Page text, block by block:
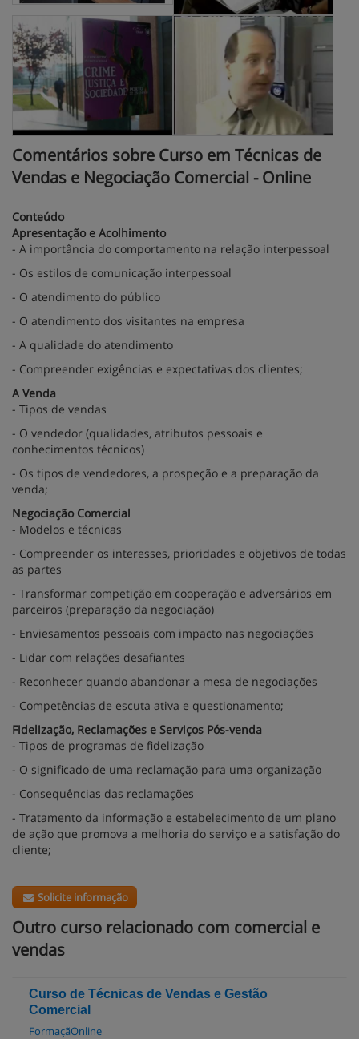
Comentários sobre Curso em Técnicas de
Vendas e Negociação Comercial - Online
Conteúdo
Apresentação e Acolhimento
- A importância do comportamento na relação interpessoal
- Os estilos de comunicação interpessoal
- O atendimento do público
- O atendimento dos visitantes na empresa
- A qualidade do atendimento
- Compreender exigências e expectativas dos clientes;
A Venda
- Tipos de vendas
- O vendedor (qualidades, atributos pessoais e
conhecimentos técnicos)
- Os tipos de vendedores, a prospeção e a preparação da
venda;
Negociação Comercial
- Modelos e técnicas
- Compreender os interesses, prioridades e objetivos de todas
as partes
- Transformar competição em cooperação e adversários em
parceiros (preparação da negociação)
- Enviesamentos pessoais com impacto nas negociações
- Lidar com relações desafiantes
- Reconhecer quando abandonar a mesa de negociações
- Competências de escuta ativa e questionamento;
Fidelização, Reclamações e Serviços Pós-venda
- Tipos de programas de fidelização
- O significado de uma reclamação para uma organização
- Consequências das reclamações
- Tratamento da informação e estabelecimento de um plano
de ação que promova a melhoria do serviço e a satisfação do
cliente;
Solicite informação
Outro curso relacionado com comercial e
vendas
Curso de Técnicas de Vendas e Gestão
Comercial
FormaçãOnline